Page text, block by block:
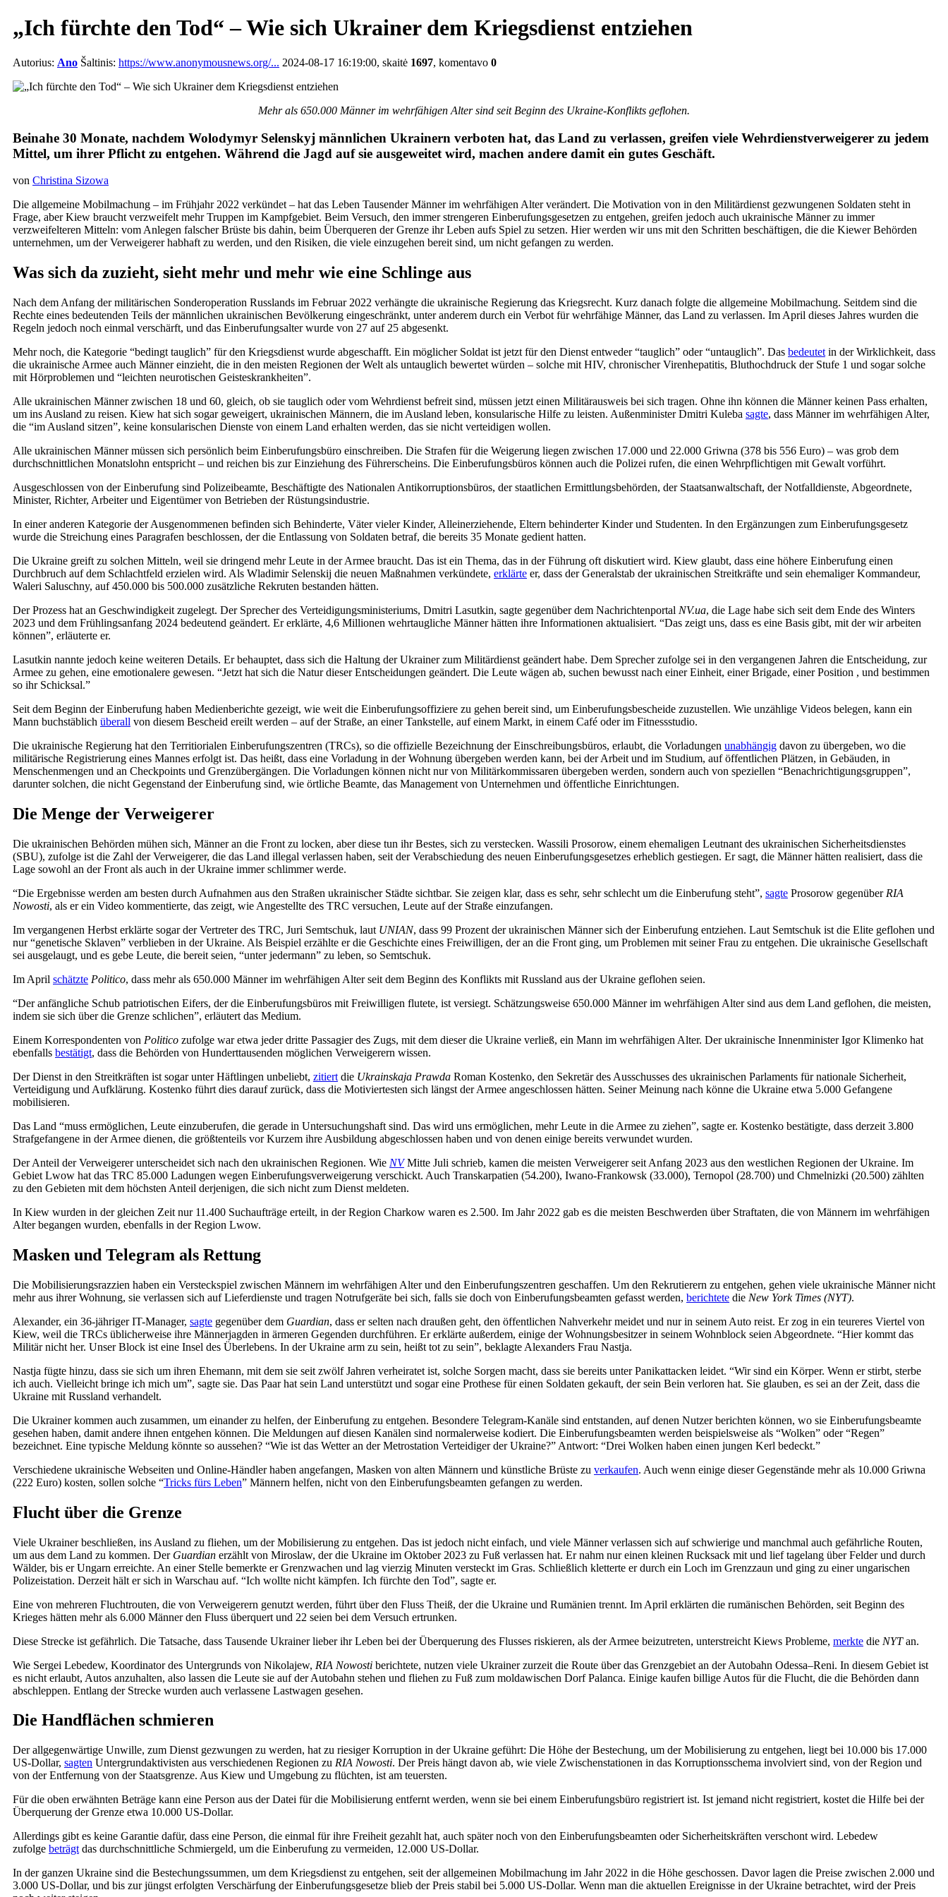
„Ich fürchte den Tod“ – Wie sich Ukrainer dem Kriegsdienst entziehen
Autorius: Ano Šaltinis: https://www.anonymousnews.org/... 2024-08-17 16:19:00, skaitė 1697, komentavo 0
Mehr als 650.000 Männer im wehrfähigen Alter sind seit Beginn des Ukraine-Konflikts geflohen.
Beinahe 30 Monate, nachdem Wolodymyr Selenskyj männlichen Ukrainern verboten hat, das Land zu verlassen, greifen viele Wehrdienstverweigerer zu jedem
Mittel, um ihrer Pflicht zu entgehen. Während die Jagd auf sie ausgeweitet wird, machen andere damit ein gutes Geschäft.
von Christina Sizowa
Die allgemeine Mobilmachung – im Frühjahr 2022 verkündet – hat das Leben Tausender Männer im wehrfähigen Alter verändert. Die Motivation von in den Militärdienst gezwungenen Soldaten steht in
Frage, aber Kiew braucht verzweifelt mehr Truppen im Kampfgebiet. Beim Versuch, den immer strengeren Einberufungsgesetzen zu entgehen, greifen jedoch auch ukrainische Männer zu immer
verzweifelteren Mitteln: vom Anlegen falscher Brüste bis dahin, beim Überqueren der Grenze ihr Leben aufs Spiel zu setzen. Hier werden wir uns mit den Schritten beschäftigen, die die Kiewer Behörden
unternehmen, um der Verweigerer habhaft zu werden, und den Risiken, die viele einzugehen bereit sind, um nicht gefangen zu werden.
Was sich da zuzieht, sieht mehr und mehr wie eine Schlinge aus
Nach dem Anfang der militärischen Sonderoperation Russlands im Februar 2022 verhängte die ukrainische Regierung das Kriegsrecht. Kurz danach folgte die allgemeine Mobilmachung. Seitdem sind die
Rechte eines bedeutenden Teils der männlichen ukrainischen Bevölkerung eingeschränkt, unter anderem durch ein Verbot für wehrfähige Männer, das Land zu verlassen. Im April dieses Jahres wurden die
Regeln jedoch noch einmal verschärft, und das Einberufungsalter wurde von 27 auf 25 abgesenkt.
Mehr noch, die Kategorie “bedingt tauglich” für den Kriegsdienst wurde abgeschafft. Ein möglicher Soldat ist jetzt für den Dienst entweder “tauglich” oder “untauglich”. Das bedeutet in der Wirklichkeit, dass
die ukrainische Armee auch Männer einzieht, die in den meisten Regionen der Welt als untauglich bewertet würden – solche mit HIV, chronischer Virenhepatitis, Bluthochdruck der Stufe 1 und sogar solche
mit Hörproblemen und “leichten neurotischen Geisteskrankheiten”.
Alle ukrainischen Männer zwischen 18 und 60, gleich, ob sie tauglich oder vom Wehrdienst befreit sind, müssen jetzt einen Militärausweis bei sich tragen. Ohne ihn können die Männer keinen Pass erhalten,
um ins Ausland zu reisen. Kiew hat sich sogar geweigert, ukrainischen Männern, die im Ausland leben, konsularische Hilfe zu leisten. Außenminister Dmitri Kuleba sagte, dass Männer im wehrfähigen Alter,
die “im Ausland sitzen”, keine konsularischen Dienste von einem Land erhalten werden, das sie nicht verteidigen wollen.
Alle ukrainischen Männer müssen sich persönlich beim Einberufungsbüro einschreiben. Die Strafen für die Weigerung liegen zwischen 17.000 und 22.000 Griwna (378 bis 556 Euro) – was grob dem
durchschnittlichen Monatslohn entspricht – und reichen bis zur Einziehung des Führerscheins. Die Einberufungsbüros können auch die Polizei rufen, die einen Wehrpflichtigen mit Gewalt vorführt.
Ausgeschlossen von der Einberufung sind Polizeibeamte, Beschäftigte des Nationalen Antikorruptionsbüros, der staatlichen Ermittlungsbehörden, der Staatsanwaltschaft, der Notfalldienste, Abgeordnete,
Minister, Richter, Arbeiter und Eigentümer von Betrieben der Rüstungsindustrie.
In einer anderen Kategorie der Ausgenommenen befinden sich Behinderte, Väter vieler Kinder, Alleinerziehende, Eltern behinderter Kinder und Studenten. In den Ergänzungen zum Einberufungsgesetz
wurde die Streichung eines Paragrafen beschlossen, der die Entlassung von Soldaten betraf, die bereits 35 Monate gedient hatten.
Die Ukraine greift zu solchen Mitteln, weil sie dringend mehr Leute in der Armee braucht. Das ist ein Thema, das in der Führung oft diskutiert wird. Kiew glaubt, dass eine höhere Einberufung einen
Durchbruch auf dem Schlachtfeld erzielen wird. Als Wladimir Selenskij die neuen Maßnahmen verkündete, erklärte er, dass der Generalstab der ukrainischen Streitkräfte und sein ehemaliger Kommandeur,
Waleri Saluschny, auf 450.000 bis 500.000 zusätzliche Rekruten bestanden hätten.
Der Prozess hat an Geschwindigkeit zugelegt. Der Sprecher des Verteidigungsministeriums, Dmitri Lasutkin, sagte gegenüber dem Nachrichtenportal NV.ua, die Lage habe sich seit dem Ende des Winters
2023 und dem Frühlingsanfang 2024 bedeutend geändert. Er erklärte, 4,6 Millionen wehrtaugliche Männer hätten ihre Informationen aktualisiert. “Das zeigt uns, dass es eine Basis gibt, mit der wir arbeiten
können”, erläuterte er.
Lasutkin nannte jedoch keine weiteren Details. Er behauptet, dass sich die Haltung der Ukrainer zum Militärdienst geändert habe. Dem Sprecher zufolge sei in den vergangenen Jahren die Entscheidung, zur
Armee zu gehen, eine emotionalere gewesen. “Jetzt hat sich die Natur dieser Entscheidungen geändert. Die Leute wägen ab, suchen bewusst nach einer Einheit, einer Brigade, einer Position , und bestimmen
so ihr Schicksal.”
Seit dem Beginn der Einberufung haben Medienberichte gezeigt, wie weit die Einberufungsoffiziere zu gehen bereit sind, um Einberufungsbescheide zuzustellen. Wie unzählige Videos belegen, kann ein
Mann buchstäblich überall von diesem Bescheid ereilt werden – auf der Straße, an einer Tankstelle, auf einem Markt, in einem Café oder im Fitnessstudio.
Die ukrainische Regierung hat den Territiorialen Einberufungszentren (TRCs), so die offizielle Bezeichnung der Einschreibungsbüros, erlaubt, die Vorladungen unabhängig davon zu übergeben, wo die
militärische Registrierung eines Mannes erfolgt ist. Das heißt, dass eine Vorladung in der Wohnung übergeben werden kann, bei der Arbeit und im Studium, auf öffentlichen Plätzen, in Gebäuden, in
Menschenmengen und an Checkpoints und Grenzübergängen. Die Vorladungen können nicht nur von Militärkommissaren übergeben werden, sondern auch von speziellen “Benachrichtigungsgruppen”,
darunter solchen, die nicht Gegenstand der Einberufung sind, wie örtliche Beamte, das Management von Unternehmen und öffentliche Einrichtungen.
Die Menge der Verweigerer
Die ukrainischen Behörden mühen sich, Männer an die Front zu locken, aber diese tun ihr Bestes, sich zu verstecken. Wassili Prosorow, einem ehemaligen Leutnant des ukrainischen Sicherheitsdienstes
(SBU), zufolge ist die Zahl der Verweigerer, die das Land illegal verlassen haben, seit der Verabschiedung des neuen Einberufungsgesetzes erheblich gestiegen. Er sagt, die Männer hätten realisiert, dass die
Lage sowohl an der Front als auch in der Ukraine immer schlimmer werde.
“Die Ergebnisse werden am besten durch Aufnahmen aus den Straßen ukrainischer Städte sichtbar. Sie zeigen klar, dass es sehr, sehr schlecht um die Einberufung steht”, sagte Prosorow gegenüber RIA
Nowosti, als er ein Video kommentierte, das zeigt, wie Angestellte des TRC versuchen, Leute auf der Straße einzufangen.
Im vergangenen Herbst erklärte sogar der Vertreter des TRC, Juri Semtschuk, laut UNIAN, dass 99 Prozent der ukrainischen Männer sich der Einberufung entziehen. Laut Semtschuk ist die Elite geflohen und
nur “genetische Sklaven” verblieben in der Ukraine. Als Beispiel erzählte er die Geschichte eines Freiwilligen, der an die Front ging, um Problemen mit seiner Frau zu entgehen. Die ukrainische Gesellschaft
sei ausgelaugt, und es gebe Leute, die bereit seien, “unter jedermann” zu leben, so Semtschuk.
Im April schätzte Politico, dass mehr als 650.000 Männer im wehrfähigen Alter seit dem Beginn des Konflikts mit Russland aus der Ukraine geflohen seien.
“Der anfängliche Schub patriotischen Eifers, der die Einberufungsbüros mit Freiwilligen flutete, ist versiegt. Schätzungsweise 650.000 Männer im wehrfähigen Alter sind aus dem Land geflohen, die meisten,
indem sie sich über die Grenze schlichen”, erläutert das Medium.
Einem Korrespondenten von Politico zufolge war etwa jeder dritte Passagier des Zugs, mit dem dieser die Ukraine verließ, ein Mann im wehrfähigen Alter. Der ukrainische Innenminister Igor Klimenko hat
ebenfalls bestätigt, dass die Behörden von Hunderttausenden möglichen Verweigerern wissen.
Der Dienst in den Streitkräften ist sogar unter Häftlingen unbeliebt, zitiert die Ukrainskaja Prawda Roman Kostenko, den Sekretär des Ausschusses des ukrainischen Parlaments für nationale Sicherheit,
Verteidigung und Aufklärung. Kostenko führt dies darauf zurück, dass die Motiviertesten sich längst der Armee angeschlossen hätten. Seiner Meinung nach könne die Ukraine etwa 5.000 Gefangene
mobilisieren.
Das Land “muss ermöglichen, Leute einzuberufen, die gerade in Untersuchungshaft sind. Das wird uns ermöglichen, mehr Leute in die Armee zu ziehen”, sagte er. Kostenko bestätigte, dass derzeit 3.800
Strafgefangene in der Armee dienen, die größtenteils vor Kurzem ihre Ausbildung abgeschlossen haben und von denen einige bereits verwundet wurden.
Der Anteil der Verweigerer unterscheidet sich nach den ukrainischen Regionen. Wie NVMitte Juli schrieb, kamen die meisten Verweigerer seit Anfang 2023 aus den westlichen Regionen der Ukraine. Im
Gebiet Lwow hat das TRC 85.000 Ladungen wegen Einberufungsverweigerung verschickt. Auch Transkarpatien (54.200), Iwano-Frankowsk (33.000), Ternopol (28.700) und Chmelnizki (20.500) zählten
zu den Gebieten mit dem höchsten Anteil derjenigen, die sich nicht zum Dienst meldeten.
In Kiew wurden in der gleichen Zeit nur 11.400 Suchaufträge erteilt, in der Region Charkow waren es 2.500. Im Jahr 2022 gab es die meisten Beschwerden über Straftaten, die von Männern im wehrfähigen
Alter begangen wurden, ebenfalls in der Region Lwow.
Masken und Telegram als Rettung
Die Mobilisierungsrazzien haben ein Versteckspiel zwischen Männern im wehrfähigen Alter und den Einberufungszentren geschaffen. Um den Rekrutierern zu entgehen, gehen viele ukrainische Männer nicht
mehr aus ihrer Wohnung, sie verlassen sich auf Lieferdienste und tragen Notrufgeräte bei sich, falls sie doch von Einberufungsbeamten gefasst werden, berichtete die New York Times (NYT).
Alexander, ein 36-jähriger IT-Manager, sagte gegenüber dem Guardian, dass er selten nach draußen geht, den öffentlichen Nahverkehr meidet und nur in seinem Auto reist. Er zog in ein teureres Viertel von
Kiew, weil die TRCs üblicherweise ihre Männerjagden in ärmeren Gegenden durchführen. Er erklärte außerdem, einige der Wohnungsbesitzer in seinem Wohnblock seien Abgeordnete. “Hier kommt das
Militär nicht her. Unser Block ist eine Insel des Überlebens. In der Ukraine arm zu sein, heißt tot zu sein”, beklagte Alexanders Frau Nastja.
Nastja fügte hinzu, dass sie sich um ihren Ehemann, mit dem sie seit zwölf Jahren verheiratet ist, solche Sorgen macht, dass sie bereits unter Panikattacken leidet. “Wir sind ein Körper. Wenn er stirbt, sterbe
ich auch. Vielleicht bringe ich mich um”, sagte sie. Das Paar hat sein Land unterstützt und sogar eine Prothese für einen Soldaten gekauft, der sein Bein verloren hat. Sie glauben, es sei an der Zeit, dass die
Ukraine mit Russland verhandelt.
Die Ukrainer kommen auch zusammen, um einander zu helfen, der Einberufung zu entgehen. Besondere Telegram-Kanäle sind entstanden, auf denen Nutzer berichten können, wo sie Einberufungsbeamte
gesehen haben, damit andere ihnen entgehen können. Die Meldungen auf diesen Kanälen sind normalerweise kodiert. Die Einberufungsbeamten werden beispielsweise als “Wolken” oder “Regen”
bezeichnet. Eine typische Meldung könnte so aussehen? “Wie ist das Wetter an der Metrostation Verteidiger der Ukraine?” Antwort: “Drei Wolken haben einen jungen Kerl bedeckt.”
Verschiedene ukrainische Webseiten und Online-Händler haben angefangen, Masken von alten Männern und künstliche Brüste zu verkaufen. Auch wenn einige dieser Gegenstände mehr als 10.000 Griwna
(222 Euro) kosten, sollen solche “Tricks fürs Leben” Männern helfen, nicht von den Einberufungsbeamten gefangen zu werden.
Flucht über die Grenze
Viele Ukrainer beschließen, ins Ausland zu fliehen, um der Mobilisierung zu entgehen. Das ist jedoch nicht einfach, und viele Männer verlassen sich auf schwierige und manchmal auch gefährliche Routen,
um aus dem Land zu kommen. Der Guardian erzählt von Miroslaw, der die Ukraine im Oktober 2023 zu Fuß verlassen hat. Er nahm nur einen kleinen Rucksack mit und lief tagelang über Felder und durch
Wälder, bis er Ungarn erreichte. An einer Stelle bemerkte er Grenzwachen und lag vierzig Minuten versteckt im Gras. Schließlich kletterte er durch ein Loch im Grenzzaun und ging zu einer ungarischen
Polizeistation. Derzeit hält er sich in Warschau auf. “Ich wollte nicht kämpfen. Ich fürchte den Tod”, sagte er.
Eine von mehreren Fluchtrouten, die von Verweigerern genutzt werden, führt über den Fluss Theiß, der die Ukraine und Rumänien trennt. Im April erklärten die rumänischen Behörden, seit Beginn des
Krieges hätten mehr als 6.000 Männer den Fluss überquert und 22 seien bei dem Versuch ertrunken.
Diese Strecke ist gefährlich. Die Tatsache, dass Tausende Ukrainer lieber ihr Leben bei der Überquerung des Flusses riskieren, als der Armee beizutreten, unterstreicht Kiews Probleme, merkte die NYTan.
Wie Sergei Lebedew, Koordinator des Untergrunds von Nikolajew, RIA Nowosti berichtete, nutzen viele Ukrainer zurzeit die Route über das Grenzgebiet an der Autobahn Odessa–Reni. In diesem Gebiet ist
es nicht erlaubt, Autos anzuhalten, also lassen die Leute sie auf der Autobahn stehen und fliehen zu Fuß zum moldawischen Dorf Palanca. Einige kaufen billige Autos für die Flucht, die die Behörden dann
abschleppen. Entlang der Strecke wurden auch verlassene Lastwagen gesehen.
Die Handflächen schmieren
Der allgegenwärtige Unwille, zum Dienst gezwungen zu werden, hat zu riesiger Korruption in der Ukraine geführt: Die Höhe der Bestechung, um der Mobilisierung zu entgehen, liegt bei 10.000 bis 17.000
US-Dollar, sagten Untergrundaktivisten aus verschiedenen Regionen zu RIA Nowosti. Der Preis hängt davon ab, wie viele Zwischenstationen in das Korruptionsschema involviert sind, von der Region und
von der Entfernung von der Staatsgrenze. Aus Kiew und Umgebung zu flüchten, ist am teuersten.
Für die oben erwähnten Beträge kann eine Person aus der Datei für die Mobilisierung entfernt werden, wenn sie bei einem Einberufungsbüro registriert ist. Ist jemand nicht registriert, kostet die Hilfe bei der
Überquerung der Grenze etwa 10.000 US-Dollar.
Allerdings gibt es keine Garantie dafür, dass eine Person, die einmal für ihre Freiheit gezahlt hat, auch später noch von den Einberufungsbeamten oder Sicherheitskräften verschont wird. Lebedew
zufolge beträgt das durchschnittliche Schmiergeld, um die Einberufung zu vermeiden, 12.000 US-Dollar.
In der ganzen Ukraine sind die Bestechungssummen, um dem Kriegsdienst zu entgehen, seit der allgemeinen Mobilmachung im Jahr 2022 in die Höhe geschossen. Davor lagen die Preise zwischen 2.000 und
3.000 US-Dollar, und bis zur jüngst erfolgten Verschärfung der Einberufungsgesetze blieb der Preis stabil bei 5.000 US-Dollar. Wenn man die aktuellen Ereignisse in der Ukraine betrachtet, wird der Preis